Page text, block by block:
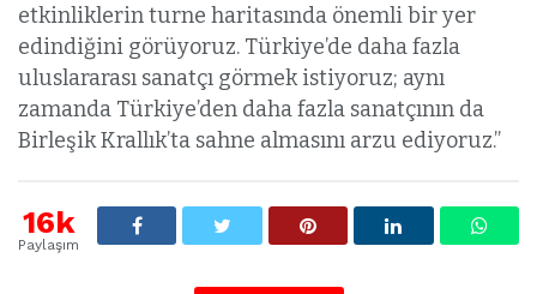
etkinliklerin turne haritasında önemli bir yer
edindiğini görüyoruz. Türkiye’de daha fazla
uluslararası sanatçı görmek istiyoruz; aynı
zamanda Türkiye’den daha fazla sanatçının da
Birleşik Krallık’ta sahne almasını arzu ediyoruz.”
16k
Paylaşım